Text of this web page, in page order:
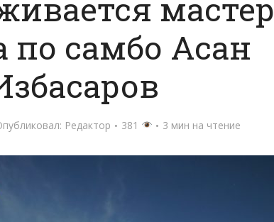
мастер
по самбо Асан
Редактор 381 3 мин на чтение